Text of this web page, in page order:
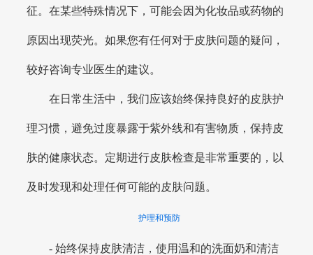
征。在某些特殊情况下，可能会因为化妆品或药物的
原因出现荧光。如果您有任何对于皮肤问题的疑问，
较好咨询专业医生的建议。
在日常生活中，我们应该始终保持良好的皮肤护
理习惯，避免过度暴露于紫外线和有害物质，保持皮
肤的健康状态。定期进行皮肤检查是非常重要的，以
及时发现和处理任何可能的皮肤问题。
护理和预防
- 始终保持皮肤清洁，使用温和的洗面奶和清洁